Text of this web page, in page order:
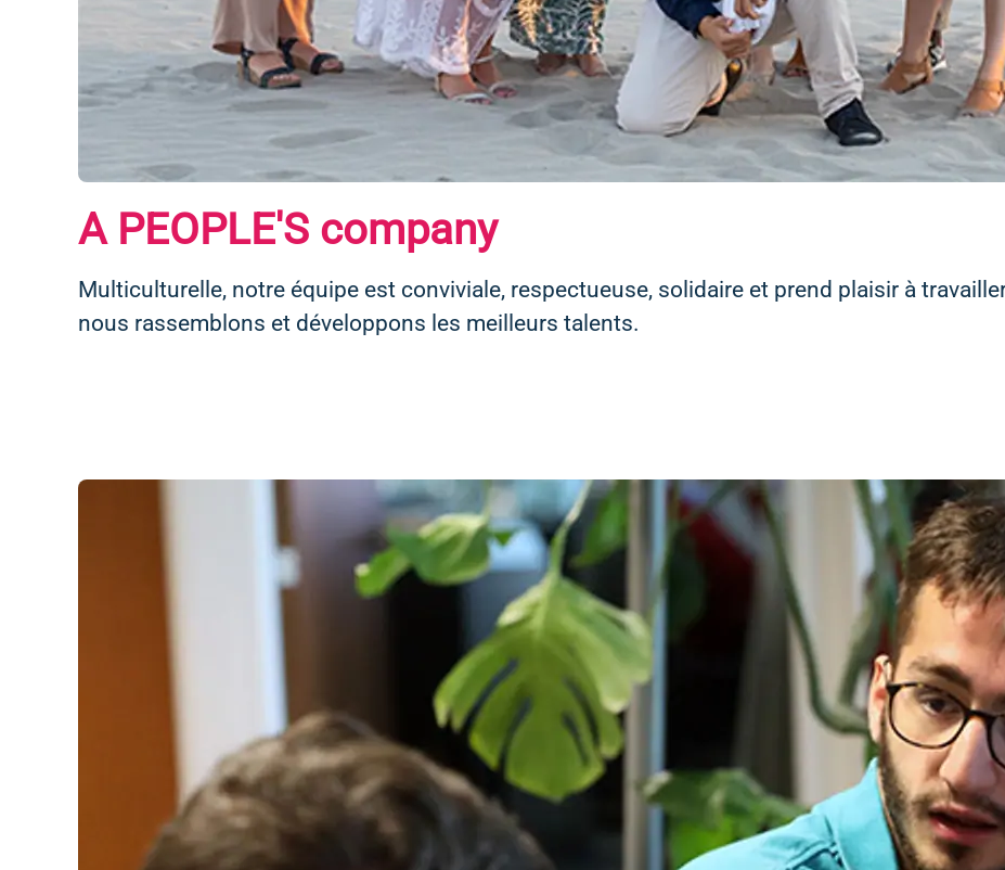
A PEOPLE'S company
Multiculturelle, notre équipe est conviviale, respectueuse, solidaire et prend plaisir à
nous rassemblons et développons les meilleurs talents.